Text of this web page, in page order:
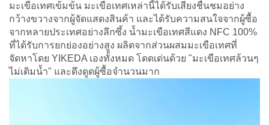
มะเขือเทศเข้มข้น มะเขือเทศเหล่านี้ได้รับเสียงชื่นชมอย่าง
กว้างขวางจากผู้จัดแสดงสินค้า และได้รับความสนใจจากผู้ซื้อ
จากหลายประเทศอย่างลึกซึ้ง น้ำมะเขือเทศสีแดง NFC 100%
ที่ได้รับการยกย่องอย่างสูง ผลิตจากส่วนผสมมะเขือเทศที่
จัดหาโดย YIKEDA เองทั้งหมด โดดเด่นด้วย "มะเขือเทศล้วนๆ
ไม่เติมน้ำ" และดึงดูดผู้ซื้อจำนวนมาก